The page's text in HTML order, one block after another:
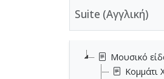
Suite (Αγγλική)
Μουσικό
Κομμάτι